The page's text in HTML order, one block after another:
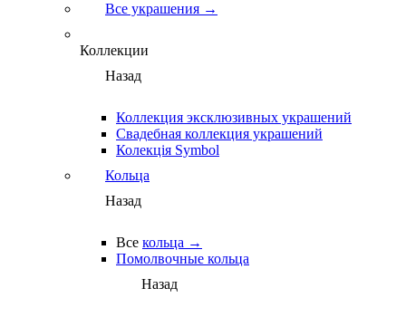
Все украшения →
Коллекции
Назад
Коллекция эксклюзивных украшений
Свадебная коллекция украшений
Колекція Symbol
Кольца
Назад
Все кольца →
Помолвочные кольца
Назад